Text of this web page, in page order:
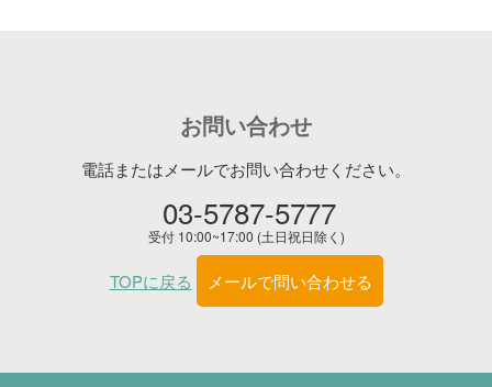
お問い合わせ
電話またはメールでお問い合わせください。
03-5787-5777
受付 10:00~17:00 (土日祝日除く)
TOPに戻る メールで問い合わせる